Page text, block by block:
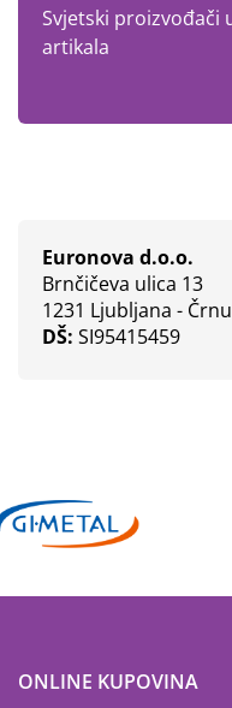
Svjetski proizvođači
artikala
Euronova d.o.o.
Brnčičeva ulica 13
1231 Ljubljana -
DŠ: SI95415459
ONLINE KUPOVINA